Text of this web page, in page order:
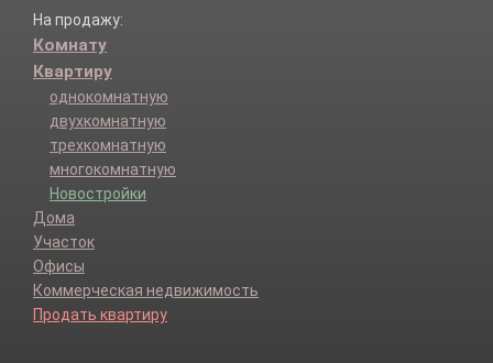
На продажу:
Комнату
Квартиру
однокомнатную
двухкомнатную
трехкомнатную
многокомнатную
Новостройки
Дома
Участок
Офисы
Коммерческая недвижимость
Продать квартиру